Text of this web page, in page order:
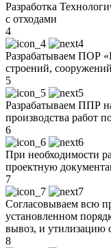
Разработка
с отходами
4
Разрабатываем ПОР
строений,
5
Разрабатываем ППР
производства работ
6
При необходимости
проектную
7
Согласовываем всю
установленном
вывоз, и утилизацию
8